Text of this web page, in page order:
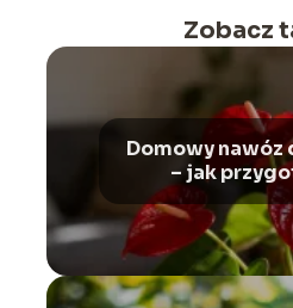
Zobacz
Domowy nawóz
– jak